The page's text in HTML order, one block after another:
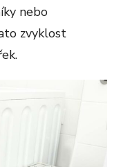
nebo
zvyklost